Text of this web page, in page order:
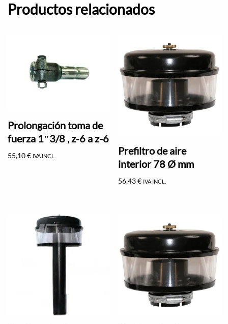
Productos relacionados
Prolongación toma de
fuerza 1″3/8 , z-6 a z-6
55,10€ IVA INCL.
Prefiltro de aire
interior 78 Ø mm
56,43€ IVA INCL.